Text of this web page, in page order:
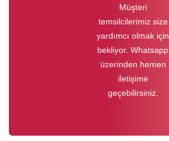
Müşteri
temsilcilerimiz size
yardımcı olmak için
bekliyor. Whatsapp
üzerinden hemen
iletişime
geçebilirsiniz.